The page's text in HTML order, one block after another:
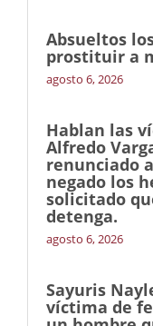
Absueltos
prostituir a
agosto 6, 2026
Hablan las
Alfredo
renunciado
negado los
solicitado
detenga.
agosto 6, 2026
Sayuris
víctima de